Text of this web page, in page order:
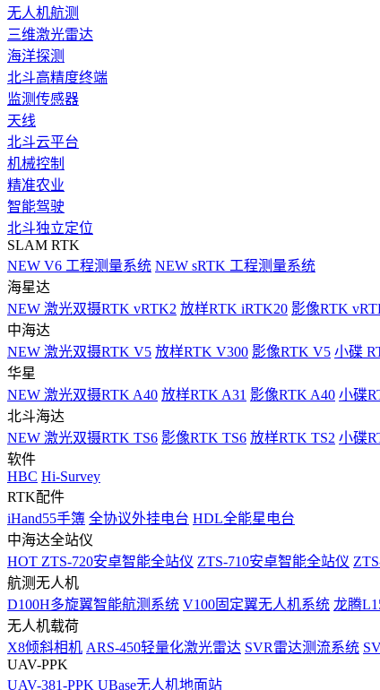
无人机航测
三维激光雷达
海洋探测
北斗高精度终端
监测传感器
天线
北斗云平台
机械控制
精准农业
智能驾驶
北斗独立定位
SLAM RTK
NEW V6 工程测量系统 NEW sRTK 工程测量系统
海星达
NEW 激光双摄RTK vRTK2 放样RTK iRTK20 影像RTK
中海达
NEW 激光双摄RTK V5 放样RTK V300 影像RTK V5 小碟
华星
NEW 激光双摄RTK A40 放样RTK A31 影像RTK A40 小碟
北斗海达
NEW 激光双摄RTK TS6 影像RTK TS6 放样RTK TS2 小碟
软件
HBC Hi-Survey
RTK配件
iHand55手簿 全协议外挂电台 HDL全能星电台
中海达全站仪
HOT ZTS-720安卓智能全站仪 ZTS-710安卓智能全站仪
航测无人机
D100H多旋翼智能航测系统 V100固定翼无人机系统 龙腾
无人机载荷
X8倾斜相机 ARS-450轻量化激光雷达 SVR雷达测流系统
UAV-PPK
UAV-381-PPK UBase无人机地面站